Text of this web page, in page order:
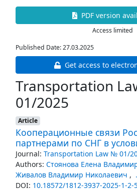
PDF version
Access limited
Published Date: 27.03.2025
Get access to
Transportation
01/2025
Article
Кооперационные связи
партнерами по СНГ в
Journal: Transportation Law № 01/
Authors: Стоянова Елена
Живалов Владимир Николаевич ,
DOI: 10.18572/1812-3937-2025-1-2-